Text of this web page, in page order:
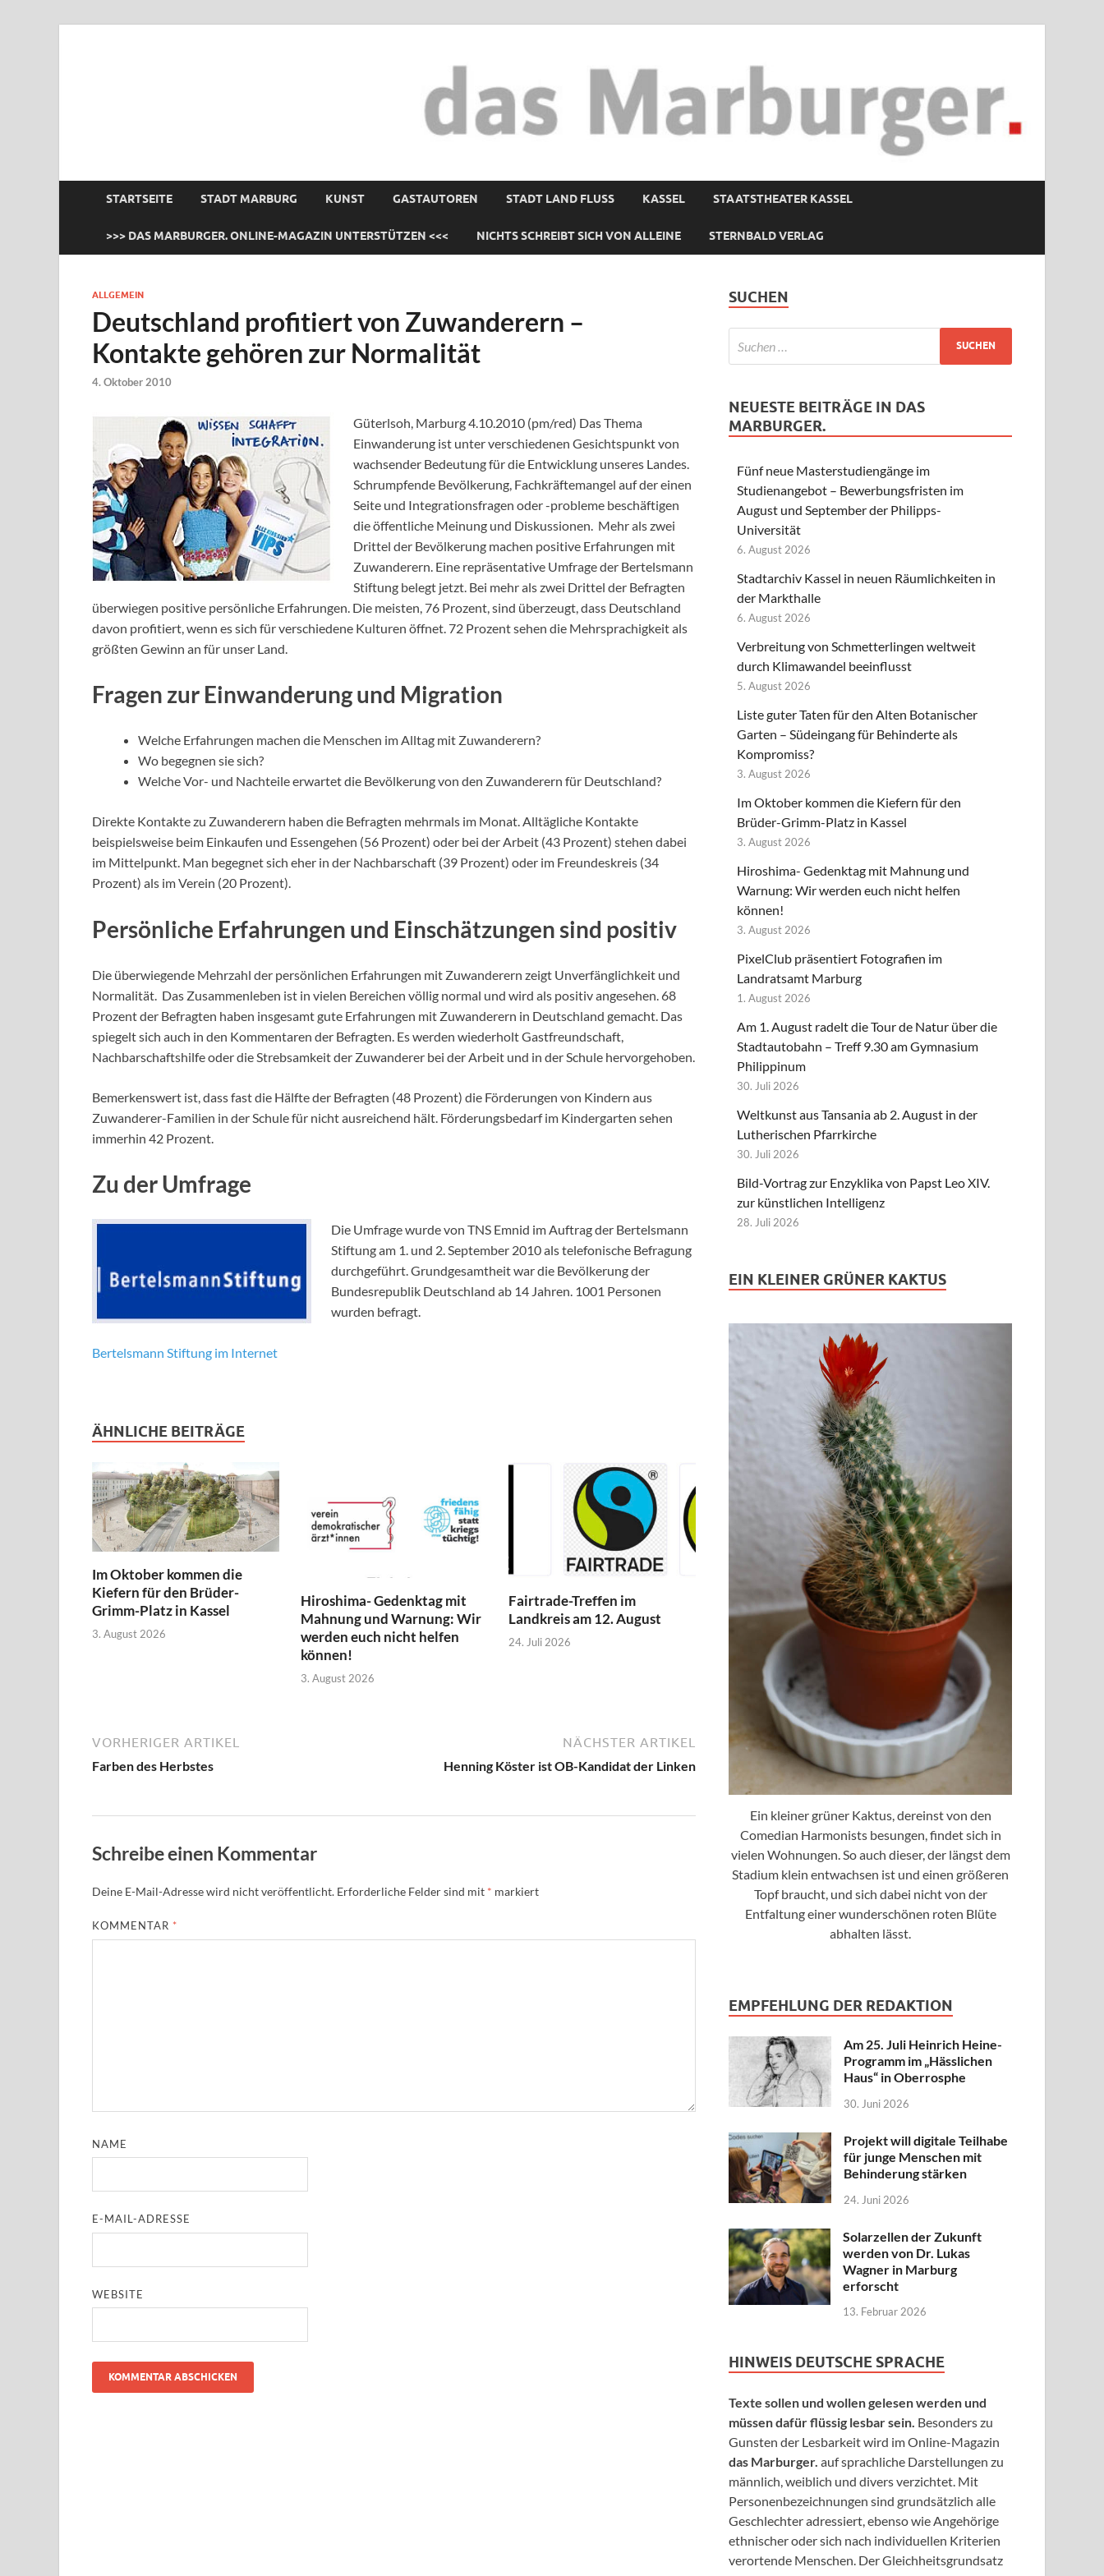
STARTSEITE STADT MARBURG KUNST GASTAUTOREN STADT LAND FLUSS KASSEL STAATSTHEATER KASSEL
>>> DAS MARBURGER. ONLINE-MAGAZIN UNTERSTÜTZEN <<< NICHTS SCHREIBT SICH VON ALLEINE STERNBALD VERLAG
ALLGEMEIN
Deutschland profitiert von Zuwanderern –
Kontakte gehören zur Normalität
4. Oktober 2010
Güterlsoh, Marburg 4.10.2010 (pm/red) Das Thema
Einwanderung ist unter verschiedenen Gesichtspunkt von
wachsender Bedeutung für die Entwicklung unseres Landes.
Schrumpfende Bevölkerung, Fachkräftemangel auf der einen
Seite und Integrationsfragen oder -probleme beschäftigen
die öffentliche Meinung und Diskussionen. Mehr als zwei
Drittel der Bevölkerung machen positive Erfahrungen mit
Zuwanderern. Eine repräsentative Umfrage der Bertelsmann
Stiftung belegt jetzt. Bei mehr als zwei Drittel der Befragten
überwiegen positive persönliche Erfahrungen. Die meisten, 76 Prozent, sind überzeugt, dass Deutschland
davon profitiert, wenn es sich für verschiedene Kulturen öffnet. 72 Prozent sehen die Mehrsprachigkeit als
größten Gewinn an für unser Land.
Fragen zur Einwanderung und Migration
Welche Erfahrungen machen die Menschen im Alltag mit Zuwanderern?
Wo begegnen sie sich?
Welche Vor- und Nachteile erwartet die Bevölkerung von den Zuwanderern für Deutschland?
Direkte Kontakte zu Zuwanderern haben die Befragten mehrmals im Monat. Alltägliche Kontakte
beispielsweise beim Einkaufen und Essengehen (56 Prozent) oder bei der Arbeit (43 Prozent) stehen dabei
im Mittelpunkt. Man begegnet sich eher in der Nachbarschaft (39 Prozent) oder im Freundeskreis (34
Prozent) als im Verein (20 Prozent).
Persönliche Erfahrungen und Einschätzungen sind positiv
Die überwiegende Mehrzahl der persönlichen Erfahrungen mit Zuwanderern zeigt Unverfänglichkeit und
Normalität. Das Zusammenleben ist in vielen Bereichen völlig normal und wird als positiv angesehen. 68
Prozent der Befragten haben insgesamt gute Erfahrungen mit Zuwanderern in Deutschland gemacht. Das
spiegelt sich auch in den Kommentaren der Befragten. Es werden wiederholt Gastfreundschaft,
Nachbarschaftshilfe oder die Strebsamkeit der Zuwanderer bei der Arbeit und in der Schule hervorgehoben.
Bemerkenswert ist, dass fast die Hälfte der Befragten (48 Prozent) die Förderungen von Kindern aus
Zuwanderer-Familien in der Schule für nicht ausreichend hält. Förderungsbedarf im Kindergarten sehen
immerhin 42 Prozent.
Zu der Umfrage
Die Umfrage wurde von TNS Emnid im Auftrag der Bertelsmann
Stiftung am 1. und 2. September 2010 als telefonische Befragung
durchgeführt. Grundgesamtheit war die Bevölkerung der
Bundesrepublik Deutschland ab 14 Jahren. 1001 Personen
wurden befragt.
Bertelsmann Stiftung im Internet
ÄHNLICHE BEITRÄGE
Im Oktober kommen die
Kiefern für den Brüder-
Grimm-Platz in Kassel
3. August 2026
Hiroshima- Gedenktag mit
Mahnung und Warnung: Wir
werden euch nicht helfen
können!
3. August 2026
Fairtrade-Treffen im
Landkreis am 12. August
24. Juli 2026
VORHERIGER ARTIKEL
Farben des Herbstes
NÄCHSTER ARTIKEL
Henning Köster ist OB-Kandidat der Linken
Schreibe einen Kommentar
Deine E-Mail-Adresse wird nicht veröffentlicht. Erforderliche Felder sind mit * markiert
KOMMENTAR *
NAME
E-MAIL-ADRESSE
WEBSITE
SUCHEN
NEUESTE BEITRÄGE IN DAS
MARBURGER.
Fünf neue Masterstudiengänge im
Studienangebot – Bewerbungsfristen im
August und September der Philipps-
Universität
6. August 2026
Stadtarchiv Kassel in neuen Räumlichkeiten in
der Markthalle
6. August 2026
Verbreitung von Schmetterlingen weltweit
durch Klimawandel beeinflusst
5. August 2026
Liste guter Taten für den Alten Botanischer
Garten – Südeingang für Behinderte als
Kompromiss?
3. August 2026
Im Oktober kommen die Kiefern für den
Brüder-Grimm-Platz in Kassel
3. August 2026
Hiroshima- Gedenktag mit Mahnung und
Warnung: Wir werden euch nicht helfen
können!
3. August 2026
PixelClub präsentiert Fotografien im
Landratsamt Marburg
1. August 2026
Am 1. August radelt die Tour de Natur über die
Stadtautobahn – Treff 9.30 am Gymnasium
Philippinum
30. Juli 2026
Weltkunst aus Tansania ab 2. August in der
Lutherischen Pfarrkirche
30. Juli 2026
Bild-Vortrag zur Enzyklika von Papst Leo XIV.
zur künstlichen Intelligenz
28. Juli 2026
EIN KLEINER GRÜNER KAKTUS
Ein kleiner grüner Kaktus, dereinst von den
Comedian Harmonists besungen, findet sich in
vielen Wohnungen. So auch dieser, der längst dem
Stadium klein entwachsen ist und einen größeren
Topf braucht, und sich dabei nicht von der
Entfaltung einer wunderschönen roten Blüte
abhalten lässt.
EMPFEHLUNG DER REDAKTION
Am 25. Juli Heinrich Heine-
Programm im „Hässlichen
Haus“ in Oberrosphe
30. Juni 2026
Projekt will digitale Teilhabe
für junge Menschen mit
Behinderung stärken
24. Juni 2026
Solarzellen der Zukunft
werden von Dr. Lukas
Wagner in Marburg
erforscht
13. Februar 2026
HINWEIS DEUTSCHE SPRACHE
Texte sollen und wollen gelesen werden und
müssen dafür flüssig lesbar sein. Besonders zu
Gunsten der Lesbarkeit wird im Online-Magazin
das Marburger. auf sprachliche Darstellungen zu
männlich, weiblich und divers verzichtet. Mit
Personenbezeichnungen sind grundsätzlich alle
Geschlechter adressiert, ebenso wie Angehörige
ethnischer oder sich nach individuellen Kriterien
verortende Menschen. Der Gleichheitsgrundsatz